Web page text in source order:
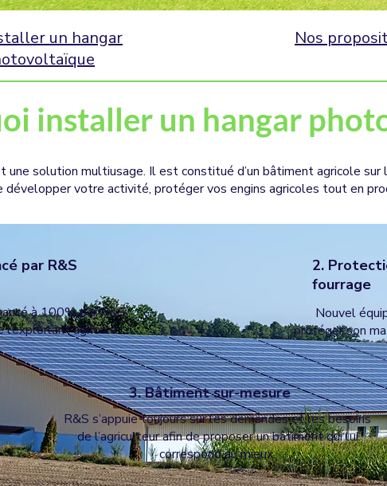
un hangar
Nos
installer un hangar
une solution multiusage. Il est constitué d’un bâtiment agricole
développer votre activité, protéger vos engins agricoles tout en
à 100% par R&S
agricole.
Nouvel
protéger son
par R&S
2.
fourrage
R&S s’appuie toujours sur les demandes et les besoins
de l’agriculteur afin de proposer un bâtiment qui lui
correspond au mieux.
3. Bâtiment sur-mesure